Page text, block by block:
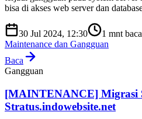
bisa di akses web server dan
30 Jul 2024, 12:30 1 mnt baca
Maintenance dan Gangguan
Baca
Gangguan
[MAINTENANCE] Migrasi
Stratus.indowebsite.net